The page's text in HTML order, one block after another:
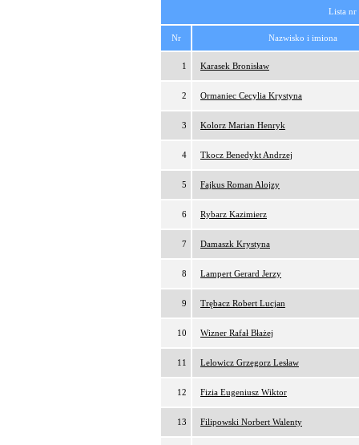
Lista
Nr Nazwisko i imiona
1 Karasek Bronisław
2 Ormaniec Cecylia Krystyna
3 Kolorz Marian Henryk
4 Tkocz Benedykt Andrzej
5 Fajkus Roman Alojzy
6 Rybarz Kazimierz
7 Damaszk Krystyna
8 Lampert Gerard Jerzy
9 Trębacz Robert Lucjan
10 Wizner Rafał Błażej
11 Lelowicz Grzegorz Lesław
12 Fizia Eugeniusz Wiktor
13 Filipowski Norbert Walenty